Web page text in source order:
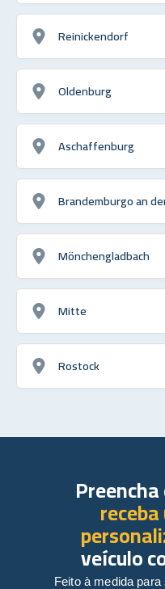
Reinickendorf
Oldenburg
Aschaffenburg
Brandemburgo an
Mönchengladbach
Mitte
Rostock
veículo
Feito à medida